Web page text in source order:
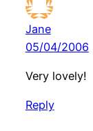
Jane
05/04/2006
Very lovely!
Reply